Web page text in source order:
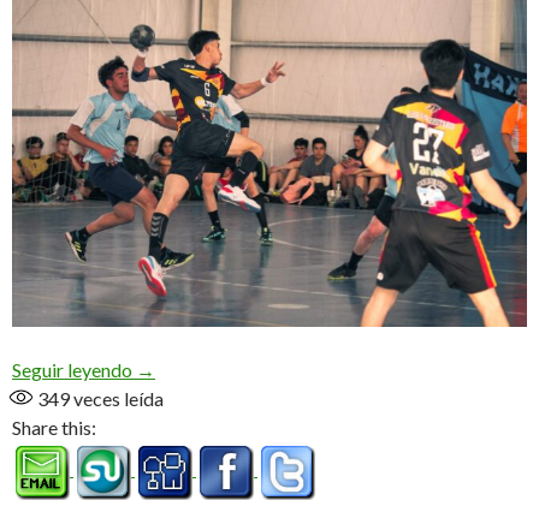
Seguir leyendo De «Uni» a Taubaté, con escalas (Audio)
→
349veces leída
Share this: